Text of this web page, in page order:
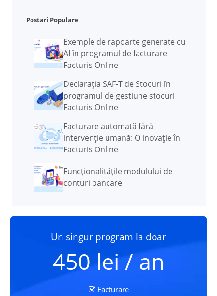
Postari Populare
Exemple de rapoarte generate cu
AI în programul de facturare
Facturis Online
Declarația SAF-T de Stocuri în
programul de gestiune stocuri
Facturis Online
Facturare automată fără
intervenție umană: O inovație în
Facturis Online
Funcţionalităţile modulului de
conturi bancare
Un singur program la doar
450 lei / an
Facturare